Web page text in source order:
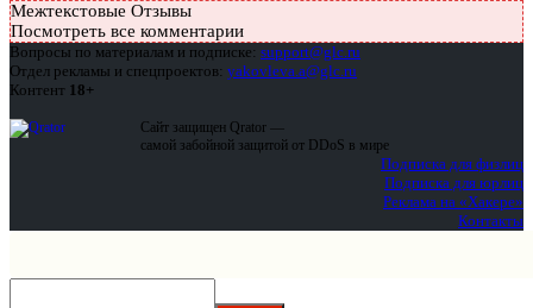
Межтекстовые Отзывы
Посмотреть все комментарии
Вопросы по материалам и подписке: support@glc.ru
Отдел рекламы и спецпроектов: yakovleva.a@glc.ru
Контент 18+
Сайт защищен Qrator —
самой забойной защитой от DDoS в мире
Подписка для физлиц
Подписка для юрлиц
Реклама на «Хакере»
Контакты